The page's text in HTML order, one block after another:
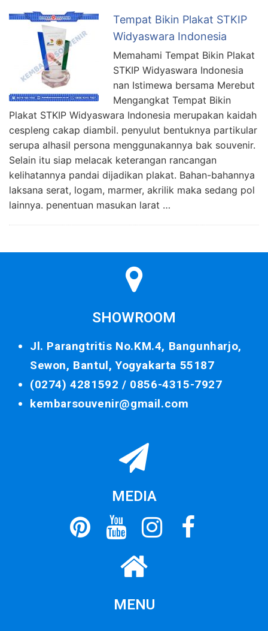
Tempat Bikin Plakat STKIP
Widyaswara Indonesia
Memahami Tempat Bikin Plakat
STKIP Widyaswara Indonesia
nan Istimewa bersama Merebut
Mengangkat Tempat Bikin
Plakat STKIP Widyaswara Indonesia merupakan kaidah
cespleng cakap diambil. penyulut bentuknya partikular
serupa alhasil persona menggunakannya bak souvenir.
Selain itu siap melacak keterangan rancangan
kelihatannya pandai dijadikan plakat. Bahan-bahannya
laksana serat, logam, marmer, akrilik maka sedang pol
lainnya. penentuan masukan larat …
SHOWROOM
Jl. Parangtritis No.KM.4, Bangunharjo,
Sewon, Bantul, Yogyakarta 55187
(0274) 4281592 / 0856-4315-7927
kembarsouvenir@gmail.com
MEDIA
MENU